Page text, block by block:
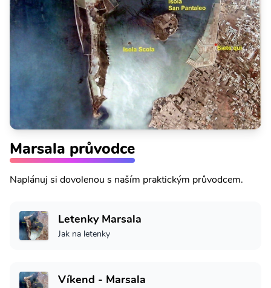
Marsala průvodce
Naplánuj si dovolenou s naším praktickým průvodcem.
Letenky Marsala
Jak na letenky
Víkend - Marsala